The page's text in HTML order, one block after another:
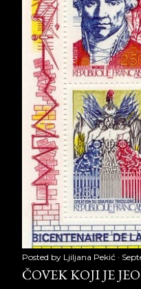
Posted by Ljiljana Pekić
ČOVEK KOJI JE